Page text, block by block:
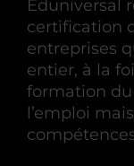
Eduniversal
certification
entreprises
entier, à la
formation
l’emploi